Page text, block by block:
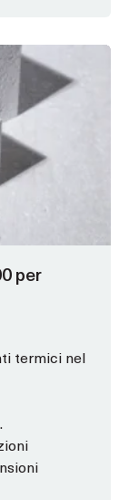
per
termici nel